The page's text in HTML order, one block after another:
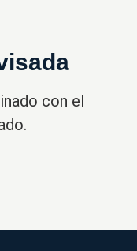
con el